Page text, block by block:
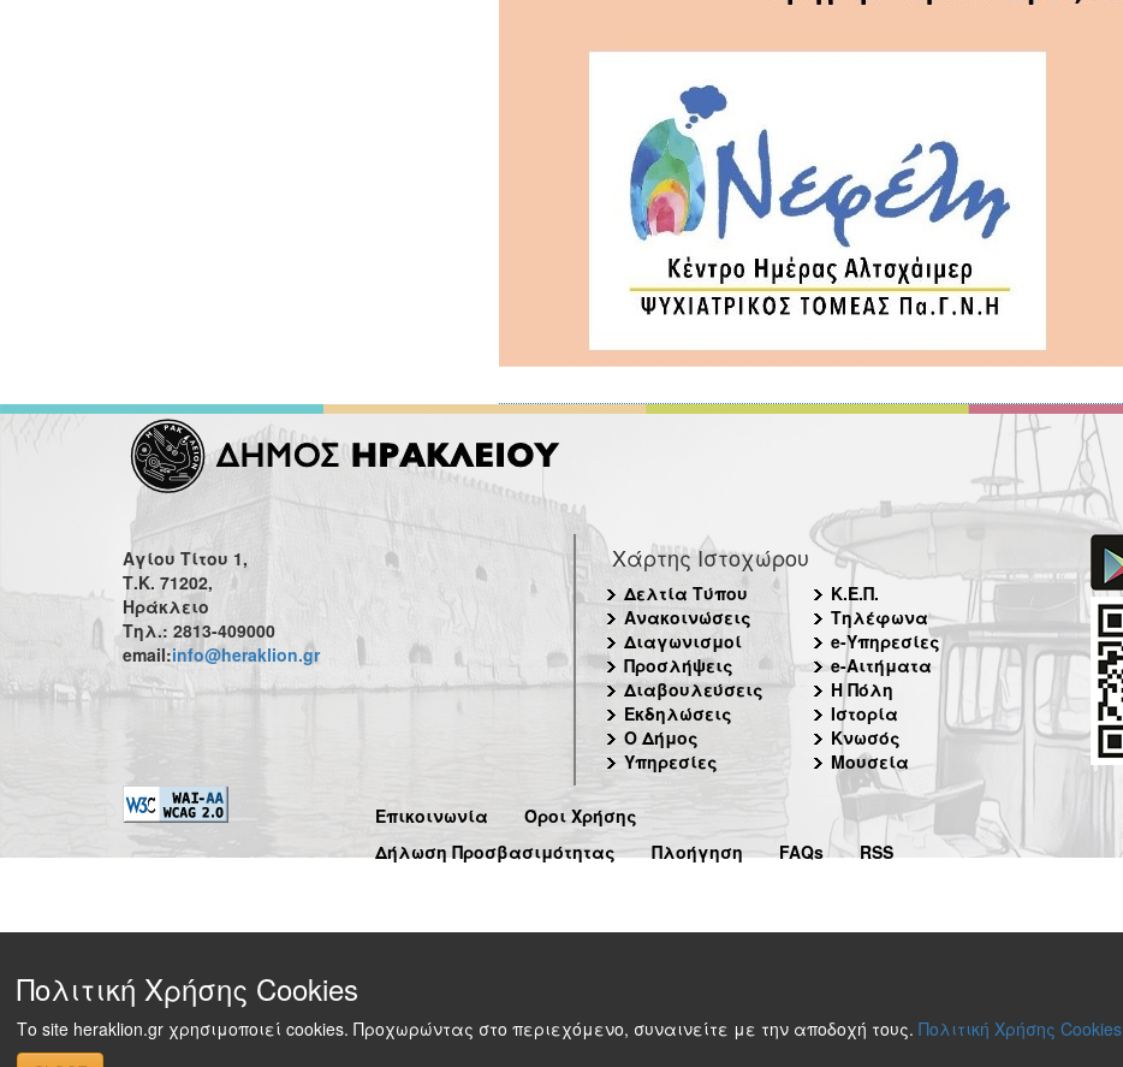
Αγίου Τίτου 1,
Τ.Κ. 71202,
Ηράκλειο
Τηλ.: 2813-409000
email:info@heraklion.gr
Χάρτης Ιστοχώρου
Δελτία Τύπου
Ανακοινώσεις
Διαγωνισμοί
Προσλήψεις
Διαβουλεύσεις
Εκδηλώσεις
Ο Δήμος
Υπηρεσίες
Κ.Ε.Π.
Τηλέφωνα
e-Υπηρεσίες
e-Αιτήματα
Η Πόλη
Ιστορία
Κνωσός
Μουσεία
Επικοινωνία
Όροι Χρήσης
Δήλωση Προσβασιμότητας
Πλοήγηση FAQs RSS
Πολιτική Χρήσης Cookies
Το site heraklion.gr χρησιμοποιεί cookies. Προχωρώντας στο περιεχόμενο, συναινείτε με την αποδοχή τους. Πολιτική Χρήσης Cookies